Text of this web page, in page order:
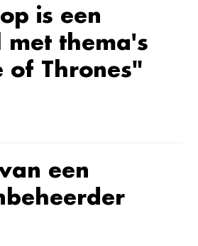
is een
met thema's
of Thrones"
een